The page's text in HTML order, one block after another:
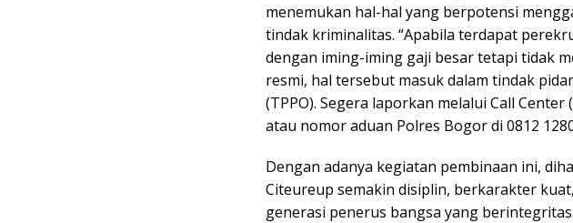
menemukan hal-hal yang berpotensi
tindak kriminalitas. “Apabila terdapat
dengan iming-iming gaji besar tetapi tidak
resmi, hal tersebut masuk dalam tindak
(TPPO). Segera laporkan melalui Call Center
atau nomor aduan Polres Bogor di 0812
Dengan adanya kegiatan pembinaan ini,
Citeureup semakin disiplin, berkarakter
generasi penerus bangsa yang